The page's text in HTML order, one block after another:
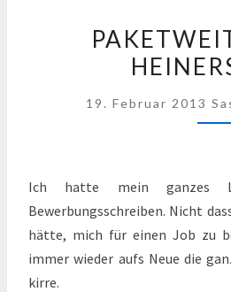
19. Februar 2013
Ich hatte mein ganzes
Bewerbungsschreiben. Nicht
hätte, mich für einen Job zu
immer wieder aufs Neue die
kirre.